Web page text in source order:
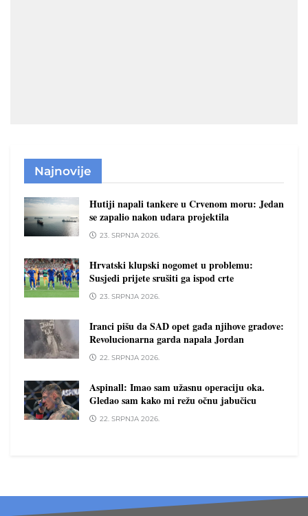
Najnovije
Hutiji napali tankere u Crvenom moru: Jedan
se zapalio nakon udara projektila
23. SRPNJA 2026.
Hrvatski klupski nogomet u problemu:
Susjedi prijete srušiti ga ispod crte
23. SRPNJA 2026.
Iranci pišu da SAD opet gađa njihove gradove:
Revolucionarna garda napala Jordan
22. SRPNJA 2026.
Aspinall: Imao sam užasnu operaciju oka.
Gledao sam kako mi režu očnu jabučicu
22. SRPNJA 2026.